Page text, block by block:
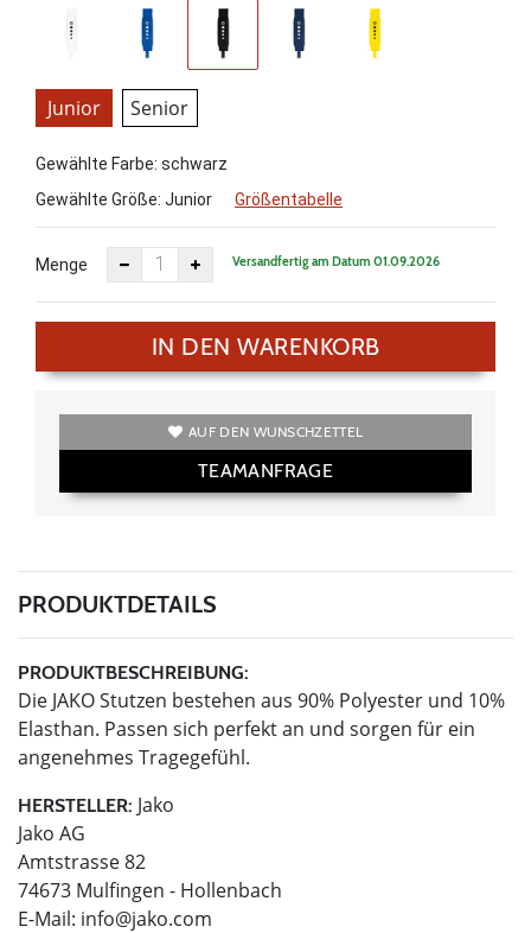
Junior Senior
Gewählte Farbe: schwarz
Gewählte Größe: Junior Größentabelle
Menge Versandfertig am Datum 01.09.2026
IN DEN WARENKORB
AUF DEN WUNSCHZETTEL
TEAMANFRAGE
PRODUKTDETAILS
PRODUKTBESCHREIBUNG:
Die JAKO Stutzen bestehen aus 90% Polyester und 10%
Elasthan. Passen sich perfekt an und sorgen für ein
angenehmes Tragegefühl.
HERSTELLER: Jako
Jako AG
Amtstrasse 82
74673 Mulfingen - Hollenbach
E-Mail: info@jako.com